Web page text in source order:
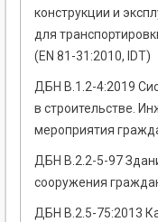
конструкции и
для
(EN 81-31:2010, IDT)
ДБН В.1.2-4:2019
в строительстве.
мероприятия
ДБН В.2.2-5-97
сооружения
ДБН В.2.5-75:2013